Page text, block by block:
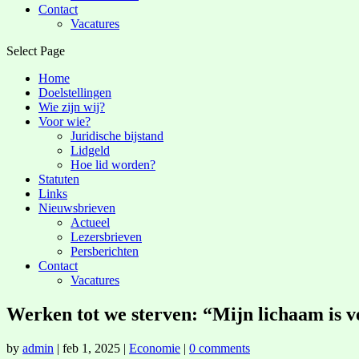
Contact
Vacatures
Select Page
Home
Doelstellingen
Wie zijn wij?
Voor wie?
Juridische bijstand
Lidgeld
Hoe lid worden?
Statuten
Links
Nieuwsbrieven
Actueel
Lezersbrieven
Persberichten
Contact
Vacatures
Werken tot we sterven: “Mijn lichaam is
by admin | feb 1, 2025 | Economie | 0 comments